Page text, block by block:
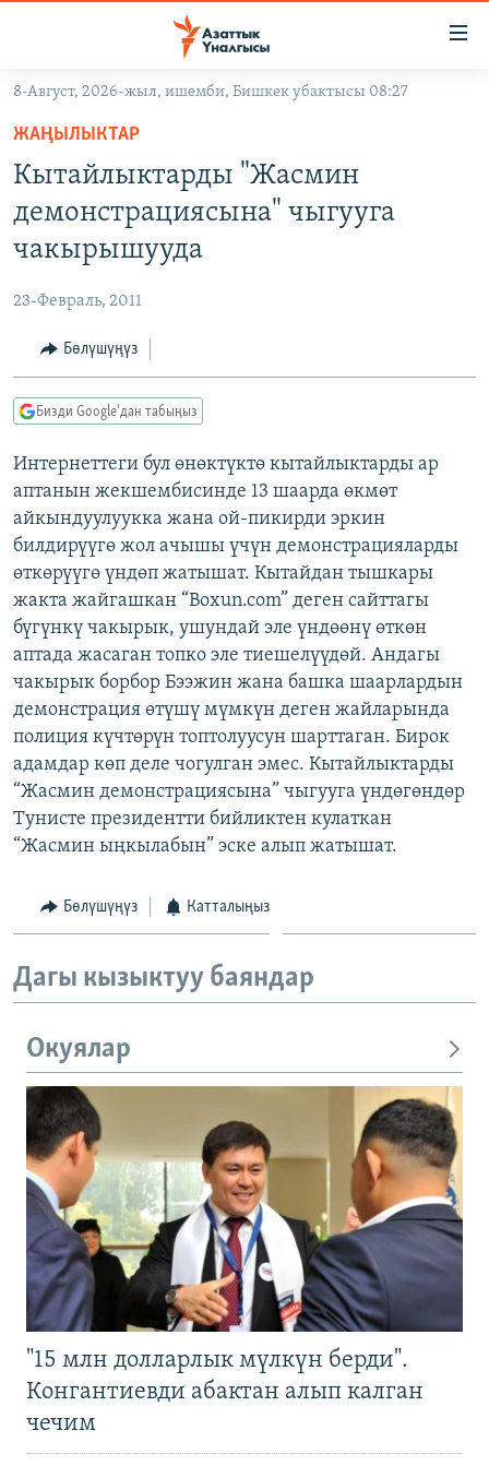
Навигацияга
өтүңүз
Издөөгө
салыңыз
МАДАНИЯТ
ТВ ПРОГРАММАЛАР
БҮГҮН АЗАТТЫКТА
ДАНИСТЕ
АЗАТТЫК+
ЫҢГАЙСЫЗ СУРООЛОР
ПОДКАСТ
ОНЛАЙН ШЕРИНЕ
ЭЕ/АРнун бардык сайттары
8-Август, 2026-жыл, ишемби, Бишкек убактысы 08:27
ЖАҢЫЛЫКТАР
Кытайлыктарды "Жасмин
демонстрациясына" чыгууга
чакырышууда
23-Февраль, 2011
Бөлүшүңүз
Бизди Google'дан табыңыз
Интернеттеги бул өнөктүктө кытайлыктарды ар
аптанын жекшембисинде 13 шаарда өкмөт
айкындуулуукка жана ой-пикирди эркин
билдирүүгө жол ачышы үчүн демонстрацияларды
өткөрүүгө үндөп жатышат. Кытайдан тышкары
жакта жайгашкан “Boxun.com” деген сайттагы
бүгүнкү чакырык, ушундай эле үндөөнү өткөн
аптада жасаган топко эле тиешелүүдөй. Андагы
чакырык борбор Бээжин жана башка шаарлардын
демонстрация өтүшү мүмкүн деген жайларында
полиция күчтөрүн топтолуусун шарттаган. Бирок
адамдар көп деле чогулган эмес. Кытайлыктарды
“Жасмин демонстрациясына” чыгууга үндөгөндөр
Тунисте президентти бийликтен кулаткан
“Жасмин ыңкылабын” эске алып жатышат.
Бөлүшүңүз Катталыңыз
Дагы кызыктуу баяндар
Окуялар
"15 млн долларлык мүлкүн берди".
Конгантиевди абактан алып калган
чечим